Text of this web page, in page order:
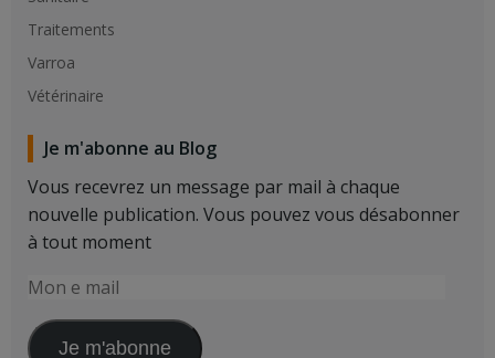
Traitements
Varroa
Vétérinaire
Je m'abonne au Blog
Vous recevrez un message par mail à chaque
nouvelle publication. Vous pouvez vous désabonner
à tout moment
Mon
mail Je m'abonne